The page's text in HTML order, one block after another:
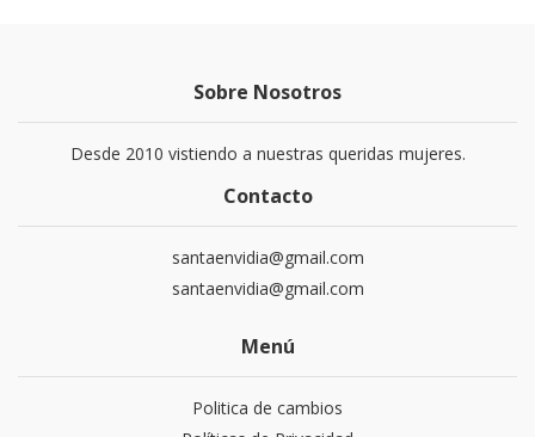
Sobre Nosotros
Desde 2010 vistiendo a nuestras queridas mujeres.
Contacto
santaenvidia@gmail.com
santaenvidia@gmail.com
Menú
Politica de cambios